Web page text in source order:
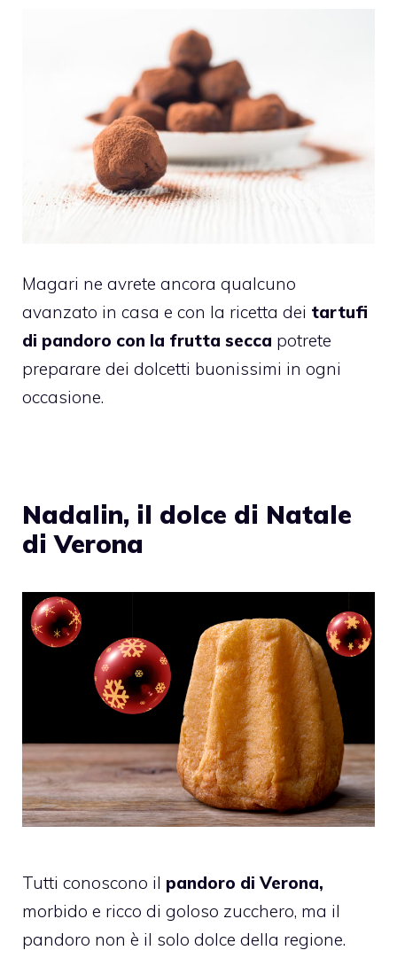
Magari ne avrete ancora qualcuno
avanzato in casa e con la ricetta dei tartufi
di pandoro con la frutta secca potrete
preparare dei dolcetti buonissimi in ogni
occasione.
Nadalin, il dolce di Natale
di Verona
Tutti conoscono il pandoro di Verona,
morbido e ricco di goloso zucchero, ma il
pandoro non è il solo dolce della regione.